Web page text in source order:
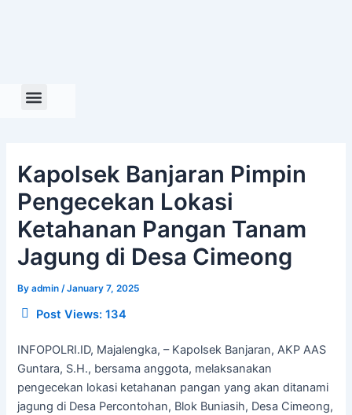
Kapolsek Banjaran Pimpin
Pengecekan Lokasi
Ketahanan Pangan Tanam
Jagung di Desa Cimeong
Byadmin /January 7, 2025
Post Views: 134
INFOPOLRI.ID, Majalengka, – Kapolsek Banjaran, AKP AAS
Guntara, S.H., bersama anggota, melaksanakan
pengecekan lokasi ketahanan pangan yang akan ditanami
jagung di Desa Percontohan, Blok Buniasih, Desa Cimeong,